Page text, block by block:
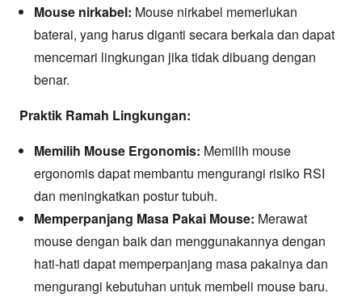
Mouse nirkabel: Mouse nirkabel memerlukan
baterai, yang harus diganti secara berkala dan dapat
mencemari lingkungan jika tidak dibuang dengan
benar.
Praktik Ramah Lingkungan:
Memilih Mouse Ergonomis: Memilih mouse
ergonomis dapat membantu mengurangi risiko RSI
dan meningkatkan postur tubuh.
Memperpanjang Masa Pakai Mouse: Merawat
mouse dengan baik dan menggunakannya dengan
hati-hati dapat memperpanjang masa pakainya dan
mengurangi kebutuhan untuk membeli mouse baru.